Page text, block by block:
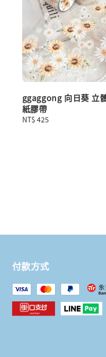
ggaggong 向日葵 立
紙膠帶
Regular
NT$ 425
付款方式